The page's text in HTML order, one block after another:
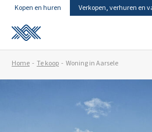
Kopen en huren Verkopen, verhuren en
Home Te koop Woning in Aarsele